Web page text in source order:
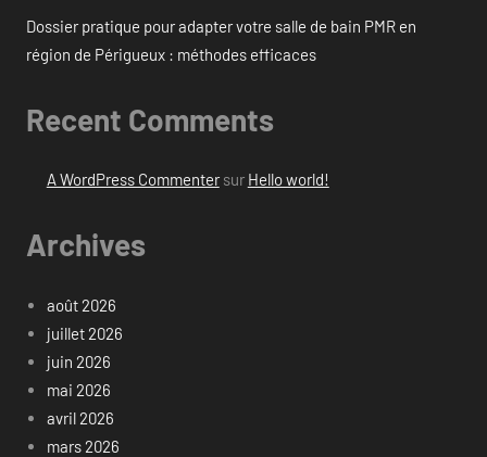
Dossier pratique pour adapter votre salle de bain PMR en
région de Périgueux : méthodes efficaces
Recent Comments
A WordPress Commentersur Hello world!
Archives
août 2026
juillet 2026
juin 2026
mai 2026
avril 2026
mars 2026